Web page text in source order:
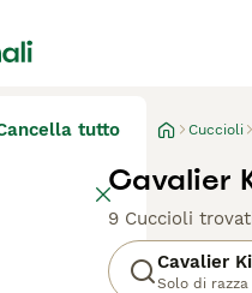
tutto Cuccioli
Cavalier
9 Cuccioli
Cavalier
Solo di razza